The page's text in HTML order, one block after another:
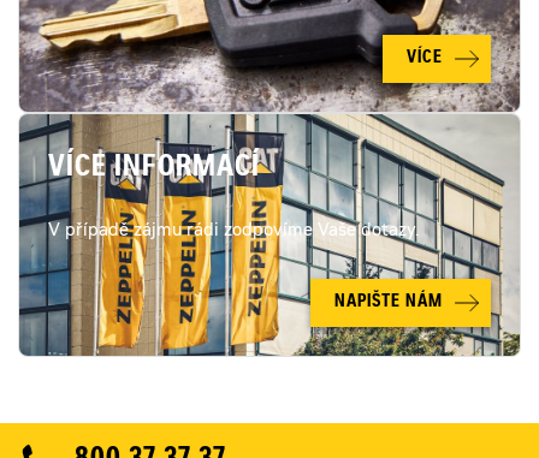
VÍCE
VÍCE INFORMACÍ
V případě zájmu rádi zodpovíme Vaše dotazy.
NAPIŠTE NÁM